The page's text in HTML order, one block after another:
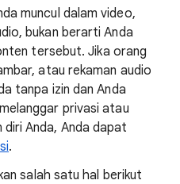
muncul dalam video,
bukan berarti Anda
tersebut. Jika orang
atau rekaman audio
tanpa izin dan Anda
privasi atau
Anda, Anda dapat
.
salah satu hal berikut